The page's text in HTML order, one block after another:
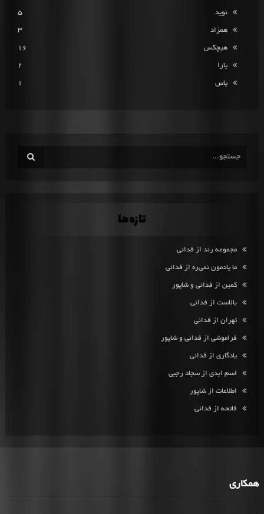
نوید 5
همزاد 3
هیچکس 16
یارا 2
یاس 1
تازه‌ها
مجموعه رند از فدائی
ما یادمون نمی‌ره از فدائی
کمین از فدائی و شاپور
بالاست از فدائی
تهران از فدائی
فراموشی از فدائی و شاپور
یادگاری از فدائی
اسم ابدی از سجاد رجبی
اطلاعات از شاپور
فاتحه از فدائی
همکاری